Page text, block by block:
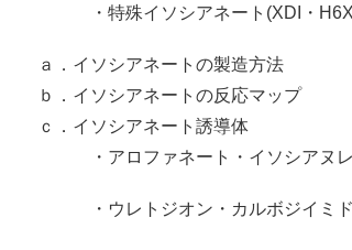
特殊イソシアネート(XDI・H6XDI
．イソシアネートの製造方法
．イソシアネートの反応マップ
．イソシアネート誘導体
アロファネート・イソシアヌレー
ウレトジオン・カルボジイミド・